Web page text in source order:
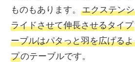
ものもあります。エクステン
ライドさせて伸長させるタイプ
ーブルはパタっと羽を広げる
プのテーブルです。